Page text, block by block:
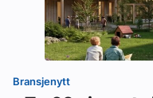
Bransjenytt